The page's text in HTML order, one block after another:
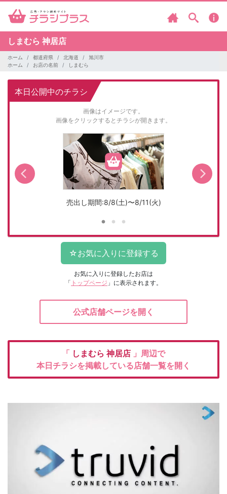
しまむら 神居店
ホーム 都道府県 北海道
旭川市
ホーム
お店の名前 しまむら
本日公開中のチラシ
画像はイメージです。
画像をクリックするとチラシが開きます。
売出し期間:8/8(土)〜8/11(火)
お気に入りに登録したお店は
「 トップページ 」に表示されます。
公式店舗ページを開く
「 しまむら 神居店 」周辺で
本日チラシを掲載している店舗一覧を開く